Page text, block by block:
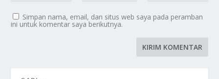
Simpan nama, email, dan situs web saya pada peramban
ini untuk komentar saya berikutnya.